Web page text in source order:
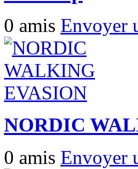
0 amis Envoyer
NORDIC
0 amis Envoyer